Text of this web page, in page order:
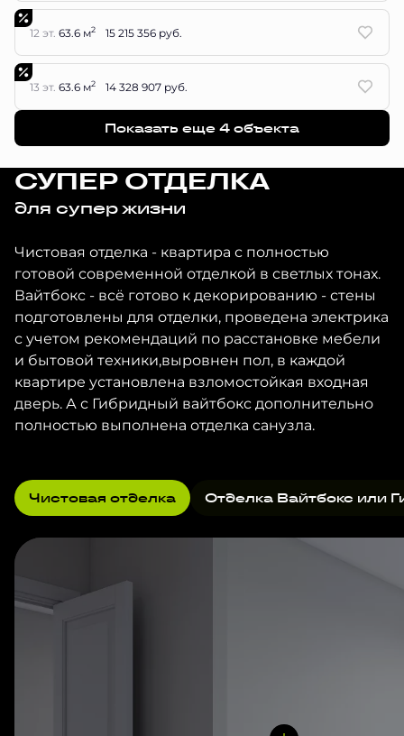
12 эт. 63.6 м2 15 215 356 руб.
13 эт. 63.6 м2 14 328 907 руб.
Показать еще 4 объектa
СУПЕР ОТДЕЛКА
для супер жизни
Чистовая отделка - квартира с полностью
готовой современной отделкой в светлых тонах.
Вайтбокс - всё готово к декорированию - стены
подготовлены для отделки, проведена электрика
с учетом рекомендаций по расстановке мебели
и бытовой техники,выровнен пол, в каждой
квартире установлена взломостойкая входная
дверь. А с Гибридный вайтбокс дополнительно
полностью выполнена отделка санузла.
Чистовая отделка Отделка Вайтбокс или